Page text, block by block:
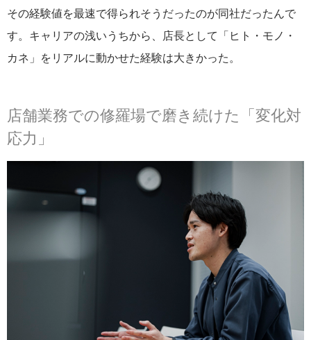
その経験値を最速で得られそうだったのが同社だったんで
す。キャリアの浅いうちから、店長として「ヒト・モノ・
カネ」をリアルに動かせた経験は大きかった。
店舗業務での修羅場で磨き続けた「変化対
応力」